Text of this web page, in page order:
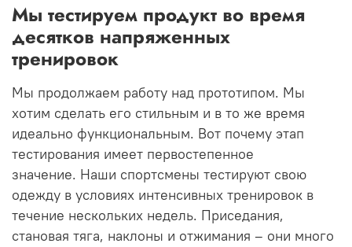
Мы тестируем продукт во время
десятков напряженных
тренировок
Мы продолжаем работу над прототипом. Мы
хотим сделать его стильным и в то же время
идеально функциональным. Вот почему этап
тестирования имеет первостепенное
значение. Наши спортсмены тестируют свою
одежду в условиях интенсивных тренировок в
течение нескольких недель. Приседания,
становая тяга, наклоны и отжимания – они много